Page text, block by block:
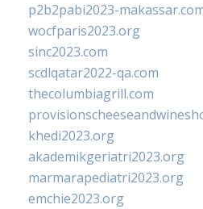
p2b2pabi2023-
wocfparis2023.org
sinc2023.com
scdlqatar2022-qa.com
thecolumbiagrill.com
khedi2023.org
akademikgeriatri2023.org
marmarapediatri2023.org
emchie2023.org